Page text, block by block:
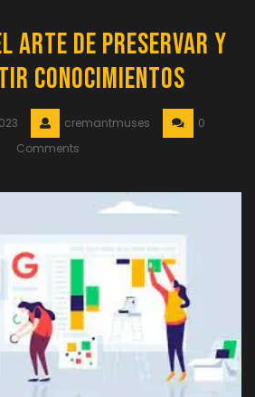
arte de preservar y
conocimientos
cremantmuses
0
Comments